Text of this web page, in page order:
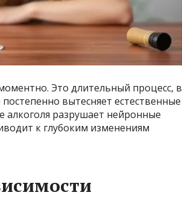
Это длительный процесс, в
вытесняет естественные
алкоголя разрушает нейронные
к глубоким изменениям